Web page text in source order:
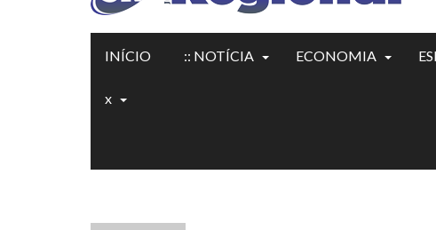
INÍCIO :: NOTÍCIA ECONOMIA
x